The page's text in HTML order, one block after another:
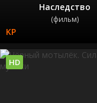
Наследство
(фильм)
HD